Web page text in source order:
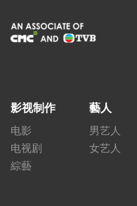
影视制作
电影
电视剧
綜藝
藝人
男艺人
女艺人